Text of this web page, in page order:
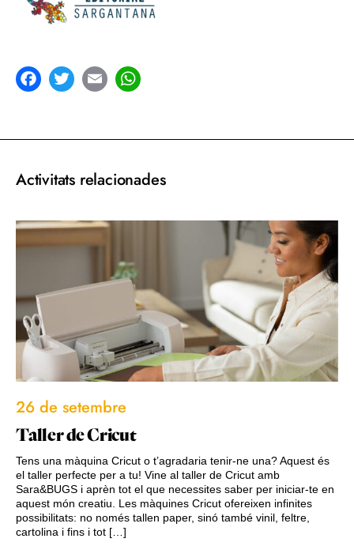
Activitats relacionades
26 de setembre
Taller de Cricut
Tens una màquina Cricut o t’agradaria tenir-ne una? Aquest és
el taller perfecte per a tu! Vine al taller de Cricut amb
Sara&BUGS i aprèn tot el que necessites saber per iniciar-te en
aquest món creatiu. Les màquines Cricut ofereixen infinites
possibilitats: no només tallen paper, sinó també vinil, feltre,
cartolina i fins i tot […]